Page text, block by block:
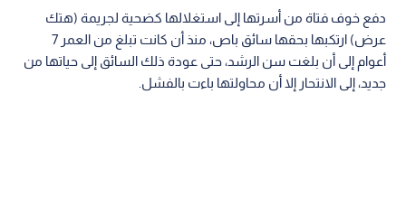
دفع خوف فتاة من أسرتها إلى استغلالها كضحية لجريمة (هتك
عرض) ارتكبها بحقها سائق باص، منذ أن كانت تبلغ من العمر 7
أعوام إلى أن بلغت سن الرشد، حتى عودة ذلك السائق إلى حياتها من
جديد، إلى الانتحار إلا أن محاولتها باءت بالفشل.